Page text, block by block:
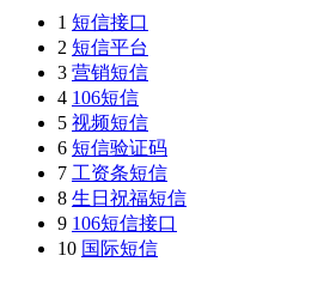
1 短信接口
2 短信平台
3 营销短信
4 106短信
5 视频短信
6 短信验证码
7 工资条短信
8 生日祝福短信
9 106短信接口
10 国际短信